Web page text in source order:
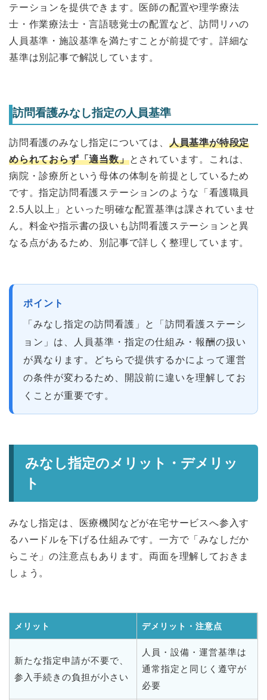
テーションを提供できます。医師の配置や理学療法
士・作業療法士・言語聴覚士の配置など、訪問リハの
人員基準・施設基準を満たすことが前提です。詳細な
基準は別記事で解説しています。
訪問看護みなし指定の人員基準
訪問看護のみなし指定については、 人員基準が特段定
められておらず「適当数」とされています。これは、
病院・診療所という母体の体制を前提としているため
です。指定訪問看護ステーションのような「看護職員
2.5人以上」といった明確な配置基準は課されていませ
ん。料金や指示書の扱いも訪問看護ステーションと異
なる点があるため、別記事で詳しく整理しています。
ポイント
「みなし指定の訪問看護」と「訪問看護ステーシ
ョン」は、人員基準・指定の仕組み・報酬の扱い
が異なります。どちらで提供するかによって運営
の条件が変わるため、開設前に違いを理解してお
くことが重要です。
みなし指定のメリット・デメリッ
ト
みなし指定は、医療機関などが在宅サービスへ参入す
るハードルを下げる仕組みです。一方で「みなしだか
らこそ」の注意点もあります。両面を理解しておきま
しょう。
メリット デメリット・注意点
新たな指定申請が不要で、
参入手続きの負担が小さい
人員・設備・運営基準は
通常指定と同じく遵守が
必要